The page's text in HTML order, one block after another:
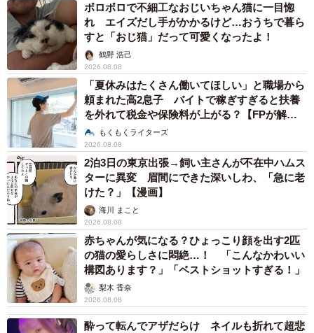
してほしいかなあ？」と照れながら否定。ただ平成から令
和にかけて時代を経て楽曲が愛されていることについては
「24歳当時に作った曲が今になって別の形で取り上げられ
て。ありがたく思っています」と感謝している。
ボロボロで不細工なおじいちゃん猫に一目惚
れ エイズだし手がかかるけど…おうちで暮ら
すと「おじ猫」だって可愛くなったよ！
鶴野 浩己
2026.08.08
「夏休みはたくさん働いてほしい」と職場から
頼まれた高2息子 バイトで稼ぎすぎると扶養
を外れて税金や保険料が上がる？【FPが解
説】もくもくライターズ
2026.08.08
2泊3日の東京出張→飼い主さんが不在中ハムス
ターに異変 眉間にできた深いしわ、「急に老
けた？」【漫画】
海川 まこと
2026.08.08
赤ちゃんが気になる？ひょっこり顔を出す2匹
の猫の愛らしさに悶絶…！ 「こんなかわいい
構図あります？」「ベストショットすぎる！」
梨木 香奈
2026.08.08
酔って転んでアザだらけ ネイルも折れて超悲